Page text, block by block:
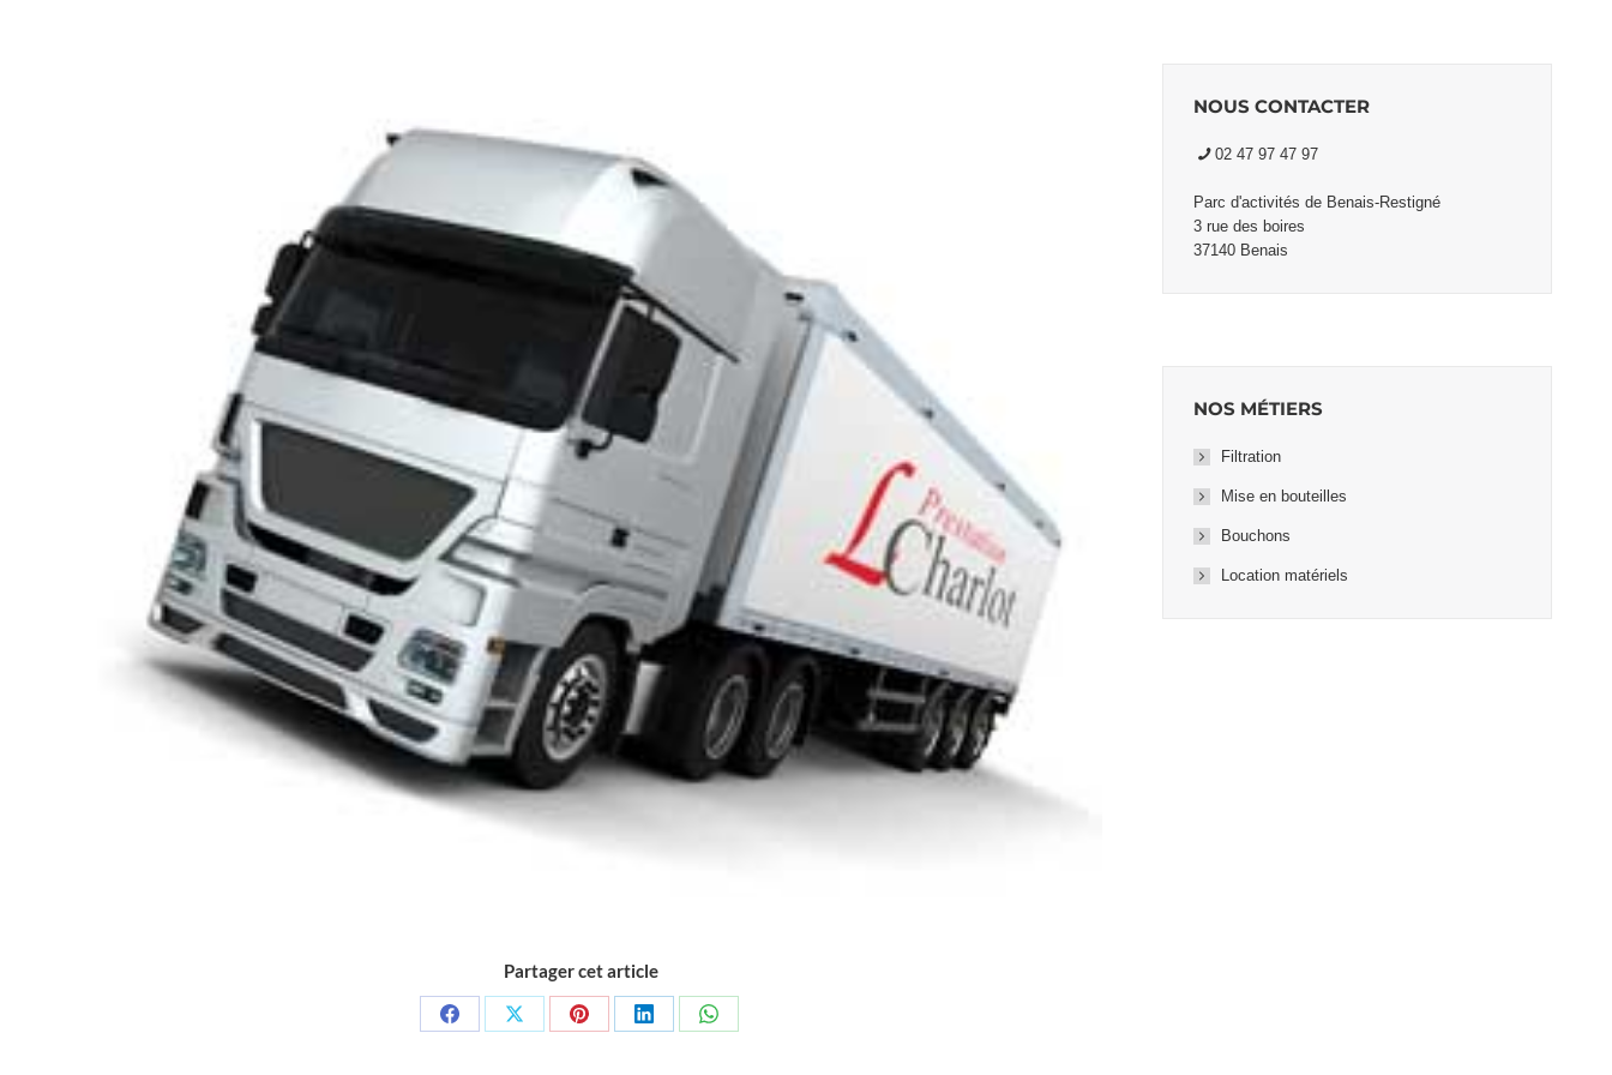
Partager cet article
PartagerPartagerPartagerPartagerPartager
NOUS CONTACTER
02 47 97 47 97
Parc d'activités de Benais-Restigné
3 rue des boires
37140 Benais
NOS MÉTIERS
Filtration
Mise en bouteilles
Bouchons
Location matériels